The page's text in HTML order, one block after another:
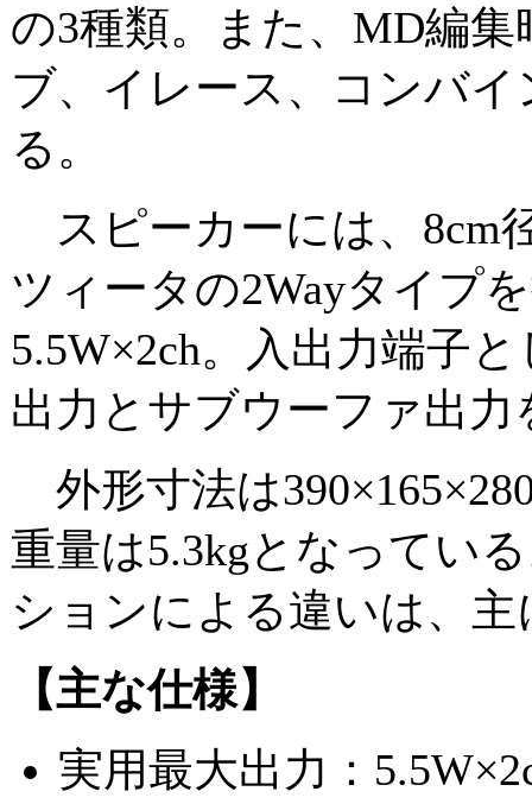
の3種類。また、MD編
ブ、イレース、コンバ
る。
スピーカーには、8cm
ツィータの2Wayタイプ
5.5W×2ch。入出力端子
出力とサブウーファ出
外形寸法は
重量は5.3kgとなってい
ションによる違いは、
【主な仕様】
実用最大出力：